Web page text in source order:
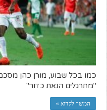
כמו בכל שבוע, מורן כהן
"מתרגלים הנאת כדור"
המשך לקרוא »